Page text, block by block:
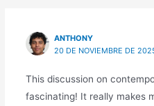
ANTHONY
20 DE NOVIEMBRE DE
This discussion on
fascinating! It really makes